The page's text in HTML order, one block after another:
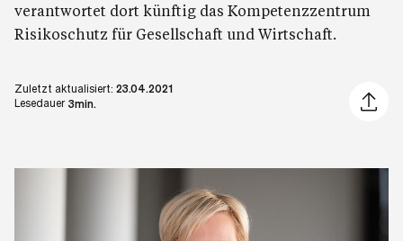
verantwortet dort künftig das Kompetenzzentrum
Risikoschutz für Gesellschaft und Wirtschaft.
Zuletzt aktualisiert: 23.04.2021
Lesedauer 3min.
Artikel